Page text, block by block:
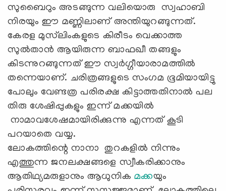
സുബൈറും അടങ്ങുന്ന വലിയൊരു സ്വഹാബി
നിരയും ഈ മണ്ണിലാണ് അന്തിയുറങ്ങുന്നത്.
കേരള മുസ്‍ലിംകളുടെ കിരീടം വെക്കാത്ത
സുല്‍താന്‍ ആയിരുന്ന ബാഫഖീ തങ്ങളും
കിടന്നുറങ്ങുന്നത് ഈ സ്വര്‍ഗ്ഗീയാരാമത്തില്‍
തന്നെയാണ്. ചരിത്രങ്ങളുടെ സംഗമ ഭൂമിയായിട്ടു
പോലും വേണ്ടത്ര പരിരക്ഷ കിട്ടാത്തതിനാൽ പല
തിരു ശേഷിപ്പുകളും ഇന്ന് മക്കയിൽ
നാമാവശേഷമായിരിക്കുന്നു എന്നത് കൂടി
പറയാതെ വയ്യ.
ലോകത്തിന്റെ നാനാ തുറകളിൽ നിന്നും
എത്തുന്ന ജനലക്ഷങ്ങളെ സ്വീകരിക്കാനും
ആതിഥ്യമരുളാനും ആധുനിക മക്കയും